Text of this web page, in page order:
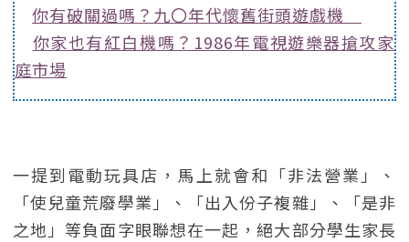
你有破關過嗎？九〇年代懷舊街頭遊戲機
你家也有紅白機嗎？1986年電視遊樂器搶攻家
庭市場
一提到電動玩具店，馬上就會和「非法營業」、
「使兒童荒廢學業」、「出入份子複雜」、「是非
之地」等負面字眼聯想在一起，絕大部分學生家長